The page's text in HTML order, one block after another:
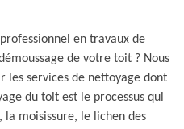
en travaux de
de votre toit ? Nous
les services de nettoyage dont
du toit est le processus qui
la moisissure, le lichen des